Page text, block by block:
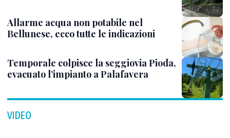
Allarme acqua non potabile nel
Bellunese, ecco tutte le indicazioni
Temporale colpisce la seggiovia Pioda,
evacuato l’impianto a Palafavera
VIDEO